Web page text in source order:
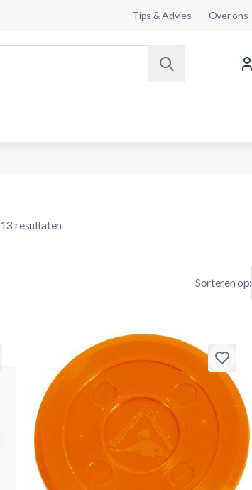
Tips & Advies Over ons
13 resultaten
Sorteren op: